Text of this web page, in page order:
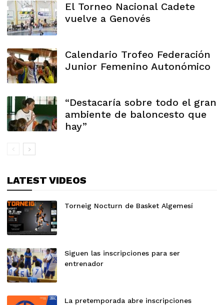
El Torneo Nacional Cadete
vuelve a Genovés
Calendario Trofeo Federación
Junior Femenino Autonómico
“Destacaría sobre todo el gran
ambiente de baloncesto que
hay”
LATEST VIDEOS
Torneig Nocturn de Basket Algemesí
Siguen las inscripciones para ser
entrenador
La pretemporada abre inscripciones